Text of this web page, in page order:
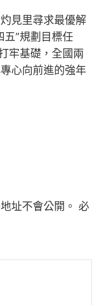
見里尋求最優解
五”規劃目標任
牢基礎，全國兩
心向前進的強年
址不會公開。 必